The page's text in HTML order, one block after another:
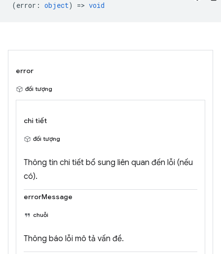
(error : object) => void
error
đối tượng
chi tiết
đối tượng
Thông tin chi tiết bổ sung liên quan đến lỗi (nếu
có).
errorMessage
chuỗi
Thông báo lỗi mô tả vấn đề.